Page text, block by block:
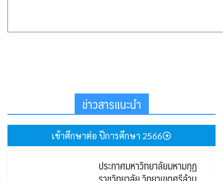
ข่าวสารแนะนำ
เข้าศึกษาต่อ ปีการศึกษา 2566
ประกาศมหาวิทยาลัยมหามกุฏ